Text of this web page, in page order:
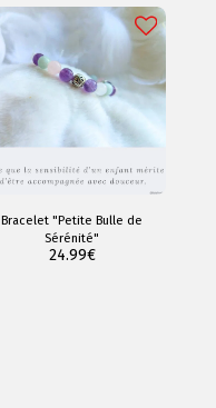
Bracelet "Petite Bulle de
Sérénité"
24.99€